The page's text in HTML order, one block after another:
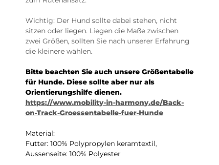
Wichtig: Der Hund sollte dabei stehen, nicht
sitzen oder liegen. Liegen die Maße zwischen
zwei Größen, sollten Sie nach unserer Erfahrung
die kleinere wählen.
Bitte beachten Sie auch unsere Größentabelle
für Hunde. Diese sollte aber nur als
Orientierungshilfe dienen.
https://www.mobility-in-harmony.de/Back-
on-Track-Groessentabelle-fuer-Hunde
Material:
Futter: 100% Polypropylen keramtextil,
Aussenseite: 100% Polyester